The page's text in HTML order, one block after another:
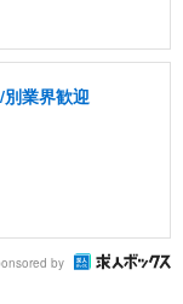
業界歓迎
by